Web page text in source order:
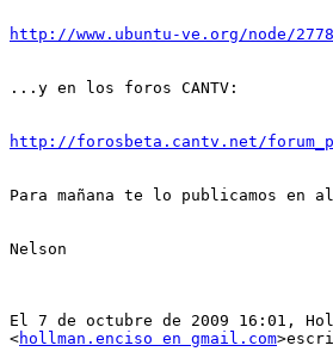
http://www.ubuntu-ve.org/node/2778
...y en los foros CANTV:
http://forosbeta.cantv.net/
Para mañana te lo publicamos en
Nelson
El 7 de octubre de 2009 16:01,
<hollman.enciso en gmail.com